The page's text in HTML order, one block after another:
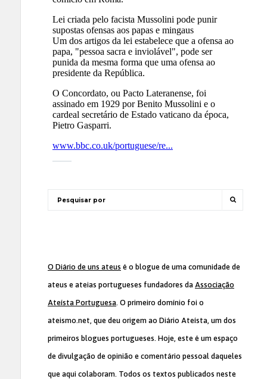
O Diário de uns ateus é o blogue de uma comunidade de
ateus e ateias portugueses fundadores da Associação
Ateísta Portuguesa. O primeiro domínio foi o
ateismo.net, que deu origem ao Diário Ateísta, um dos
primeiros blogues portugueses. Hoje, este é um espaço
de divulgação de opinião e comentário pessoal daqueles
que aqui colaboram. Todos os textos publicados neste